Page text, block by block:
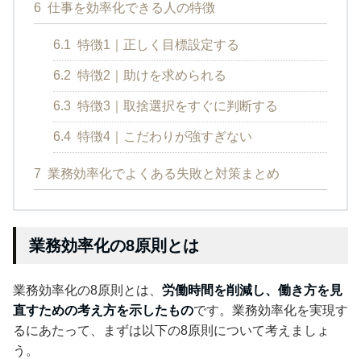
6 仕事を効率化できる人の特徴
6.1 特徴1｜正しく目標設定する
6.2 特徴2｜助けを求められる
6.3 特徴3｜取捨選択をすぐに判断する
6.4 特徴4｜こだわりが強すぎない
7 業務効率化でよくある失敗と対策まとめ
業務効率化の8原則とは
業務効率化の8原則とは、 労働時間を削減し、働き方を見
直すための考え方を示したものです。業務効率化を実現す
るにあたって、まずは以下の8原則について考えましょ
う。